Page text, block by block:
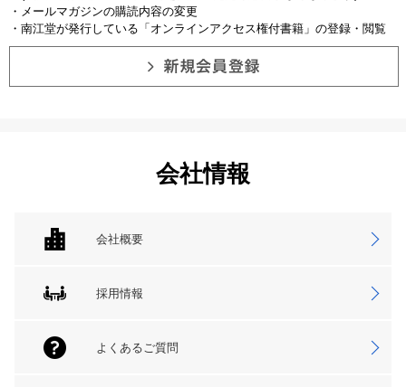
・メールマガジンの購読内容の変更
・南江堂が発行している「オンラインアクセス権付書籍」の登録・閲覧
会社情報
会社概要
採用情報
よくあるご質問